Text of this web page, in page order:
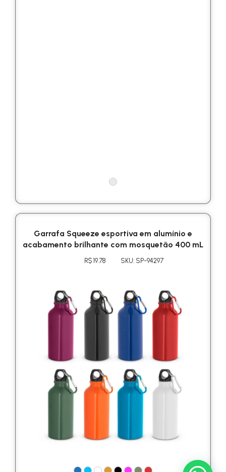
Garrafa Squeeze esportiva em alumínio e
acabamento brilhante com mosquetão 400 mL
R$ 19.78 SKU: SP-94297